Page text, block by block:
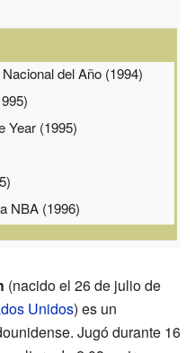
del Año (1994)
Year (1995)
NBA (1996)
(nacido el 26 de julio de
Unidos) es un
Jugó durante 16